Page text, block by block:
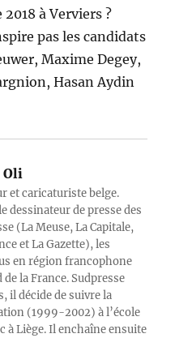
à Verviers ?
pas les candidats
Maxime Degey,
Hasan Aydin
Oli
et caricaturiste belge.
dessinateur de presse des
(La Meuse, La Capitale,
et La Gazette), les
en région francophone
la France. Sudpresse
il décide de suivre la
(1999-2002) à l’école
à Liège. Il enchaîne ensuite